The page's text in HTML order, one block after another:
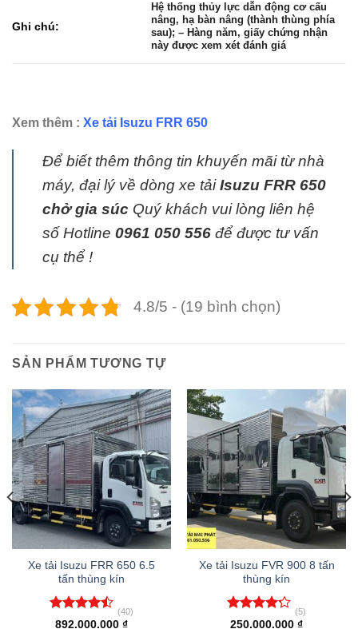
Ghi chú:
Hệ thống thủy lực dẫn động cơ cấu
nâng, hạ bàn nâng (thành thùng phía
sau); – Hàng năm, giấy chứng nhận
này được xem xét đánh giá
Xem thêm : Xe tải Isuzu FRR 650
Để biết thêm thông tin khuyến mãi từ nhà
máy, đại lý về dòng xe tảiIsuzu FRR 650
chở gia súc Quý khách vui lòng liên hệ
số Hotline 0961 050 556 để được tư vấn
cụ thể !
4.8/5 - (19 bình chọn)
SẢN PHẨM TƯƠNG TỰ
Xe tải Isuzu FRR 650 6.5
tấn thùng kín
Được xếp
(40)
892.000.000 ₫
Xe tải Isuzu FVR 900 8 tấn
thùng kín
Được xếp
(5)
250.000.000 ₫